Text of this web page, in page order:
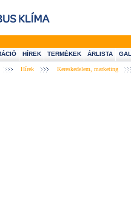
HÍREK TERMÉKEK ÁRLISTA
Hírek Kereskedelem, marketing